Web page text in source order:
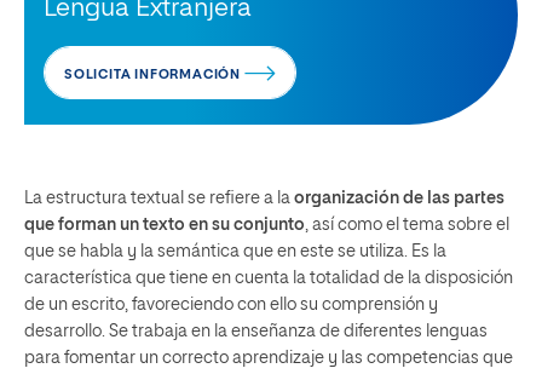
Lengua Extranjera
SOLICITA INFORMACIÓN
La estructura textual se refiere a la organización de las partes
que forman un texto en su conjunto , así como el tema sobre el
que se habla y la semántica que en este se utiliza. Es la
característica que tiene en cuenta la totalidad de la disposición
de un escrito, favoreciendo con ello su comprensión y
desarrollo. Se trabaja en la enseñanza de diferentes lenguas
para fomentar un correcto aprendizaje y las competencias que